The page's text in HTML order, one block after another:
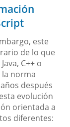
este
de lo que
C++ o
norma
después
evolución
orientada a
diferentes: